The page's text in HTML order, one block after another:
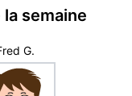
semaine